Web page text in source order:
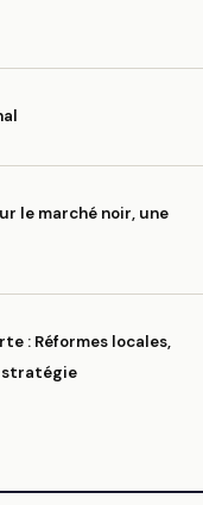
le marché noir, une
: Réformes locales,
stratégie